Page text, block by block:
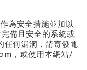
為安全措施並加以
備且安全的系統或
任何漏洞，請寄發電
，或使用本網站/